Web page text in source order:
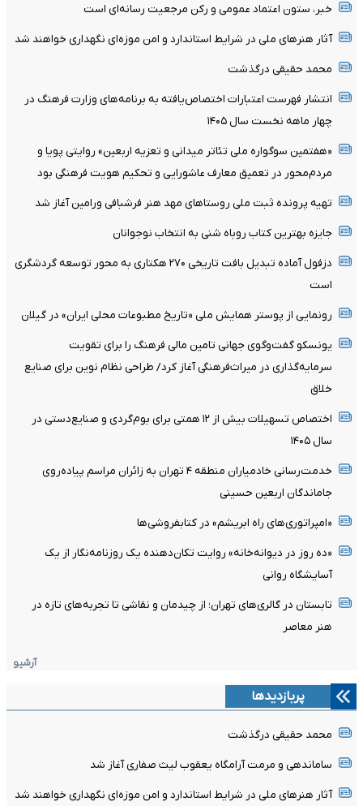
خبر، ستون اعتماد عمومی و رکن مرجعیت رسانه‌ای است
آثار هنرهای ملی در شرایط استاندارد و امن موزه‌ای نگهداری خواهند شد
محمد حقیقی درگذشت
انتشار فهرست اعتبارات اختصاص‌یافته به برنامه‌های وزارت فرهنگ در
چهار ماهه نخست سال ۱۴۰۵
«هفتمین سوگواره ملی تئاتر میدانی و تعزیه اربعین» روایتی پویا و
مردم‌محور در تعمیق معارف عاشورایی و تحکیم هویت فرهنگی بود
تهیه پرونده ثبت ملی روستاهای مهد هنر فرشبافی ورامین آغاز شد
جایزه بهترین کتاب روباه شنی به انتخاب نوجوانان
دزفول آماده تبدیل بافت تاریخی ۲۷۰ هکتاری به محور توسعه گردشگری
است
رونمایی از پوستر همایش ملی «تاریخ مطبوعات محلی ایران» در گیلان
یونسکو گفت‌وگوی جهانی تامین مالی فرهنگ را برای تقویت
سرمایه‌گذاری در میراث‌فرهنگی آغاز کرد/ طراحی نظام نوین برای صنایع
خلاق
اختصاص تسهیلات بیش از ۱۲ همتی برای بوم‌گردی و صنایع‌دستی در
سال ۱۴۰۵
خدمت‌رسانی خادمیاران منطقه ۴ تهران به زائران مراسم پیاده‌روی
جاماندگان اربعین حسینی
«امپراتوری‌های راه ابریشم» در کتابفروشی‌ها
«ده روز در دیوانه‌خانه» روایت تکان‌دهنده یک روزنامه‌نگار از یک
آسایشگاه روانی
تابستان در گالری‌های تهران؛ از چیدمان و نقاشی تا تجربه‌های تازه در
هنر معاصر
آرشیو
پربازدیدها
محمد حقیقی درگذشت
ساماندهی و مرمت آرامگاه یعقوب لیث صفاری آغاز شد
آثار هنرهای ملی در شرایط استاندارد و امن موزه‌ای نگهداری خواهند شد